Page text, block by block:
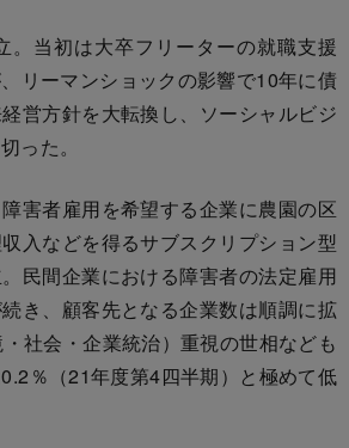
当初は大卒フリーターの就職支援
リーマンショックの影響で10年に債
営方針を大転換し、ソーシャルビジ
った。
害者雇用を希望する企業に農園の区
入などを得るサブスクリプション型
民間企業における障害者の法定雇用
き、顧客先となる企業数は順調に拡
社会・企業統治）重視の世相なども
％（21年度第4四半期）と極めて低